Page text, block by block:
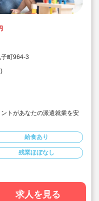
町964-3
トがあなたの派遣就業を安
途交通費支給！
してご勤務いただけます
給食あり
残業ほぼなし
求人を見る